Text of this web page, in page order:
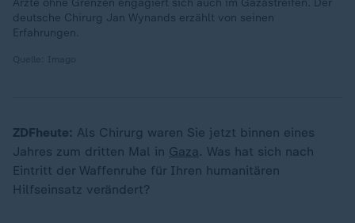
Ärzte ohne Grenzen engagiert sich auch im Gazastreifen. Der
deutsche Chirurg Jan Wynands erzählt von seinen
Erfahrungen.
ZDFheute: Als Chirurg waren Sie jetzt binnen eines
Jahres zum dritten Mal in Gaza . Was hat sich nach
Eintritt der Waffenruhe für Ihren humanitären
Hilfseinsatz verändert?